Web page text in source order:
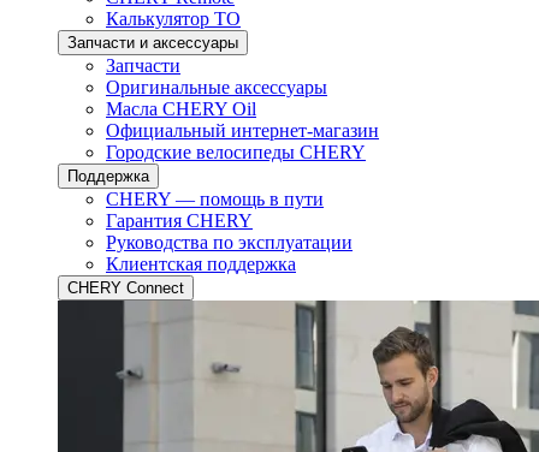
Калькулятор ТО
Запчасти и аксессуары
Запчасти
Оригинальные аксессуары
Масла CHERY Oil
Официальный интернет-магазин
Городские велосипеды CHERY
Поддержка
CHERY — помощь в пути
Гарантия CHERY
Руководства по эксплуатации
Клиентская поддержка
CHERY Connect